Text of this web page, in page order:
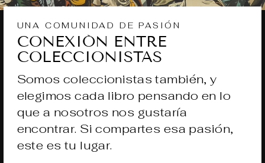
UNA COMUNIDAD DE PASIÓN
CONEXIÓN ENTRE
COLECCIONISTAS
Somos coleccionistas también, y
elegimos cada libro pensando en lo
que a nosotros nos gustaría
encontrar. Si compartes esa pasión,
este es tu lugar.